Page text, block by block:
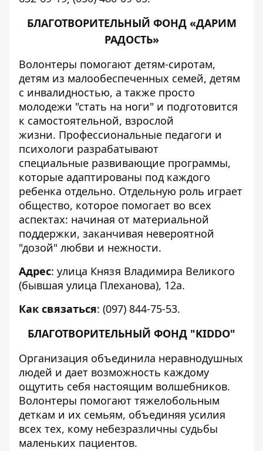
БЛАГОТВОРИТЕЛЬНЫЙ ФОНД «ДАРИМ
РАДОСТЬ»
Волонтеры помогают детям-сиротам,
детям из малообеспеченных семей, детям
с инвалидностью, а также просто
молодежи "стать на ноги" и подготовится
к самостоятельной, взрослой
жизни. Профессиональные педагоги и
психологи разрабатывают
специальные развивающие программы,
которые адаптированы под каждого
ребенка отдельно. Отдельную роль играет
общество, которое помогает во всех
аспектах: начиная от материальной
поддержки, заканчивая невероятной
"дозой" любви и нежности.
Адрес: улица Князя Владимира Великого
(бывшая улица Плеханова), 12а.
Как связаться: (097) 844-75-53.
БЛАГОТВОРИТЕЛЬНЫЙ ФОНД "KIDDO"
Организация объединила неравнодушных
людей и дает возможность каждому
ощутить себя настоящим волшебников.
Волонтеры помогают тяжелобольным
деткам и их семьям, объединяя усилия
всех тех, кому небезразличны судьбы
маленьких пациентов.